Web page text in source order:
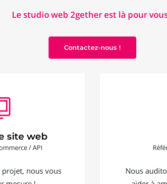
Le studio web 2gether est là pour
Contactez-nous !
site web
/ API
nous vous
Nous